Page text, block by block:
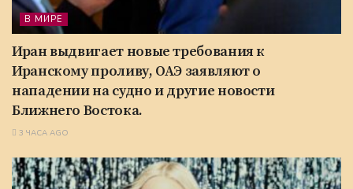
В МИРЕ
Иран выдвигает новые требования к
Иранскому проливу, ОАЭ заявляют о
нападении на судно и другие новости
Ближнего Востока.
3 ЧАСА AGO